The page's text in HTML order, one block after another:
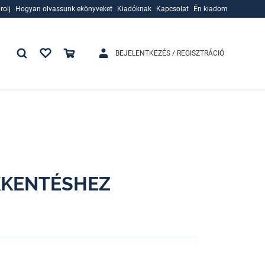
Hogyan olvassunk ekönyveket
Kiadóknak
Kapcsolat Én kiadom
BEJELENTKEZÉS / REGISZTRÁCIÓ